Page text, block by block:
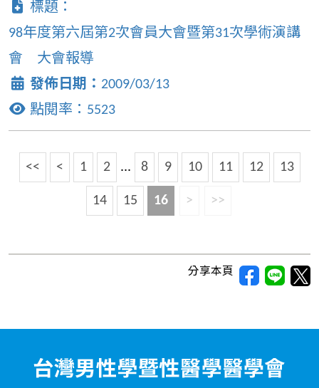
標題：
98年度第六屆第2次會員大會暨第31次學術演講
會 大會報導
發佈日期： 2009/03/13
點閱率： 5523
<< < 1 2 ... 8 9 10 11 12 13
14 15 16 > >>
分享本頁